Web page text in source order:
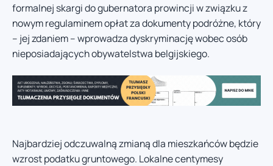
formalnej skargi do gubernatora prowincji w związku z
nowym regulaminem opłat za dokumenty podróżne, który
– jej zdaniem – wprowadza dyskryminację wobec osób
nieposiadających obywatelstwa belgijskiego.
Najbardziej odczuwalną zmianą dla mieszkańców będzie
wzrost podatku gruntowego. Lokalne centymesy